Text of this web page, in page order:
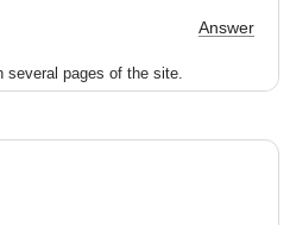
Answer
pages of the site.